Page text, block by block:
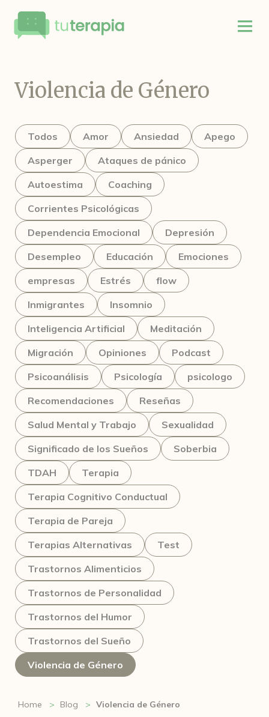
Violencia de Género
Todos Amor Ansiedad
Apego
Asperger
Ataques de pánico
Autoestima
Coaching
Corrientes Psicológicas
Dependencia Emocional
Depresión
Desempleo
Educación
Emociones
empresas
Estrés
flow
Inmigrantes
Insomnio
Inteligencia Artificial
Meditación
Migración
Opiniones
Podcast
Psicoanálisis
Psicología
psicologo
Recomendaciones
Reseñas
Salud Mental y Trabajo
Sexualidad
Significado de los Sueños
Soberbia
TDAH
Terapia
Terapia Cognitivo Conductual
Terapia de Pareja
Terapias Alternativas
Test
Trastornos Alimenticios
Trastornos de Personalidad
Trastornos del Humor
Trastornos del Sueño
Violencia de Género
Home Blog Violencia de Género